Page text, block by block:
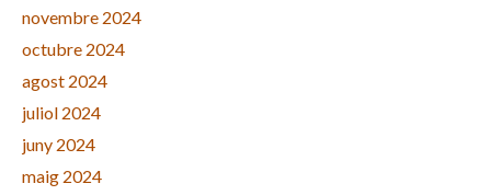
novembre 2024
octubre 2024
agost 2024
juliol 2024
juny 2024
maig 2024